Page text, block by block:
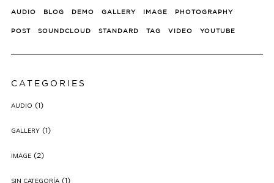
AUDIO BLOG DEMO GALLERY IMAGE PHOTOGRAPHY
POST SOUNDCLOUD STANDARD TAG VIDEO YOUTUBE
CATEGORIES
AUDIO (1)
GALLERY(1)
IMAGE(2)
SIN CATEGORÍA(1)